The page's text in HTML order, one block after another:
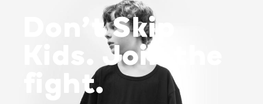
Don’t Skip
Kids. Join the
fight.